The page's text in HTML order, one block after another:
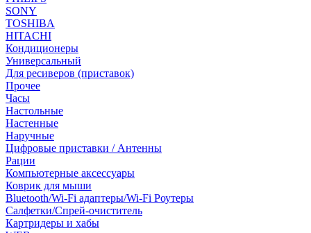
SONY
TOSHIBA
HITACHI
Кондиционеры
Универсальный
Для ресиверов (приставок)
Прочее
Часы
Настольные
Настенные
Наручные
Цифровые приставки / Антенны
Рации
Компьютерные аксессуары
Коврик для мыши
Bluetooth/Wi-Fi адаптеры/Wi-Fi Роутеры
Салфетки/Спрей-очиститель
Картридеры и хабы